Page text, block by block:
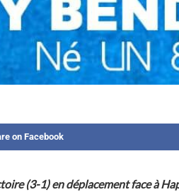
on Facebook
(3-1) en déplacement face à